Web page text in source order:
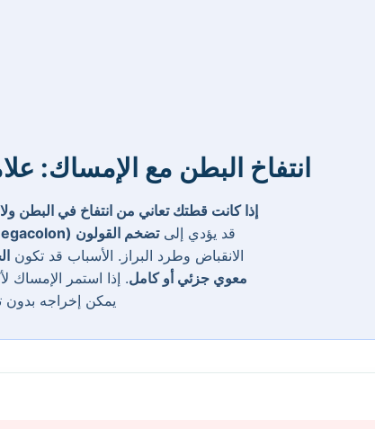
انتفاخ البطن مع الإمساك:
إذا كانت قطتك تعاني من انتفاخ في البطن ولا
قد يؤدي إلىتضخم القولون (Megacolon)
الانقباض وطرد البراز. الأسباب قد تكون
معوي جزئي أو كامل
يمكن إخراجه